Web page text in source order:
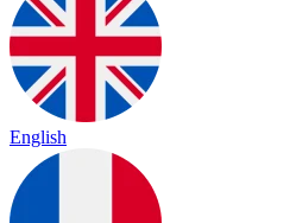
English